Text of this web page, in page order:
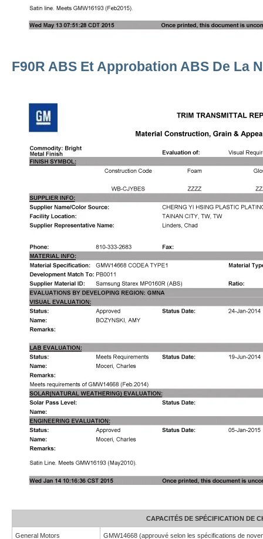
F90R ABS Et Approbation ABS De La
CAPACITÉS DE SPÉCIFICATION DE
General Motors GMW14668 (approuvé selon les spécifications de